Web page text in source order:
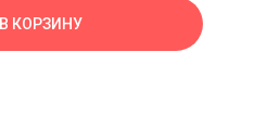
В КОРЗИНУ